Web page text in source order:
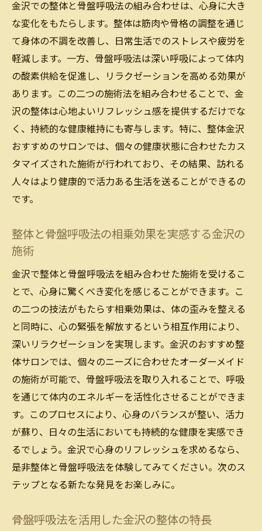
金沢での骨盤呼吸法による心身のリラクゼ
ーション
骨盤呼吸法で金沢の整体をもっと楽しむ方
法
金沢の整体で感じる心と体の調和と開放感
金沢整体で心と体の調和を感じるプロセス
整体を通じた金沢の開放感ある体験
調和と開放感を実現する金沢の整体技術
金沢で整体がもたらす心身の調和
える
日常から解放されるための金沢の整体サロ
ン
金沢でおすすめの整体サロンの特長
整体サロンの選び方で金沢の生活を変える
金沢で日常を忘れる整体サロンの魅力
リフレッシュを求める人に金沢の整体サロ
ン
金沢の整体サロンで得られる心と体の解放
感
心身を癒す金沢の整体と骨盤呼吸法の魅力
心身を癒すための金沢の整体と骨盤呼吸法
整体と骨盤呼吸法を活用した金沢の癒し効
金沢で心身を癒す整体の秘訣
金沢での整体と骨盤呼吸法の組み合わせは、心身に大き
な変化をもたらします。整体は筋肉や骨格の調整を通じ
て身体の不調を改善し、日常生活でのストレスや疲労を
軽減します。一方、骨盤呼吸法は深い呼吸によって体内
の酸素供給を促進し、リラクゼーションを高める効果が
あります。この二つの施術法を組み合わせることで、金
沢の整体は心地よいリフレッシュ感を提供するだけでな
く、持続的な健康維持にも寄与します。特に、整体金沢
おすすめのサロンでは、個々の健康状態に合わせたカス
タマイズされた施術が行われており、その結果、訪れる
人々はより健康的で活力ある生活を送ることができるの
です。
整体と骨盤呼吸法の相乗効果を実感する金沢の
施術
金沢で整体と骨盤呼吸法を組み合わせた施術を受けるこ
とで、心身に驚くべき変化を感じることができます。こ
の二つの技法がもたらす相乗効果は、体の歪みを整える
と同時に、心の緊張を解放するという相互作用により、
深いリラクゼーションを実現します。金沢のおすすめ整
体サロンでは、個々のニーズに合わせたオーダーメイド
の施術が可能で、骨盤呼吸法を取り入れることで、呼吸
を通じて体内のエネルギーを活性化させることができま
す。このプロセスにより、心身のバランスが整い、活力
が蘇り、日々の生活においても持続的な健康を実感でき
るでしょう。金沢で心身のリフレッシュを求めるなら、
是非整体と骨盤呼吸法を体験してみてください。次のス
テップとなる新たな発見をお楽しみに。
骨盤呼吸法を活用した金沢の整体の特長